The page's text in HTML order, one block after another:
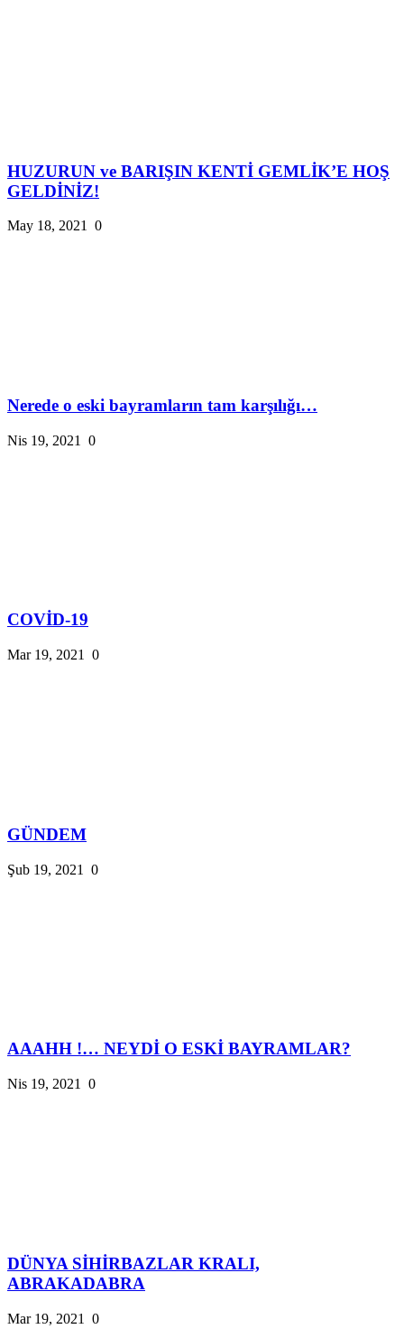
HUZURUN ve BARIŞIN KENTİ GEMLİK’E HOŞ
GELDİNİZ!
May 18, 2021 0
Nerede o eski bayramların tam karşılığı…
Nis 19, 2021 0
COVİD-19
Mar 19, 2021 0
GÜNDEM
Şub 19, 2021 0
AAAHH !… NEYDİ O ESKİ BAYRAMLAR?
Nis 19, 2021 0
DÜNYA SİHİRBAZLAR KRALI,
ABRAKADABRA
Mar 19, 2021 0